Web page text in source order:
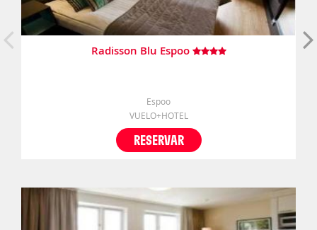
Radisson Blu Espoo
Espoo
VUELO+HOTEL
RESERVAR